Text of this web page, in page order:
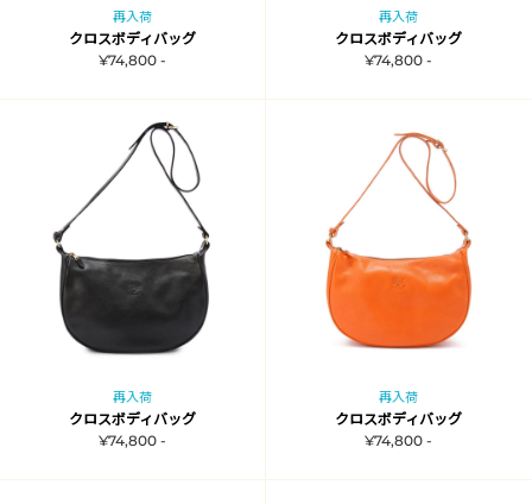
再入荷
クロスボディバッグ
¥74,800 -
再入荷
クロスボディバッグ
¥74,800 -
再入荷
クロスボディバッグ
¥74,800 -
再入荷
クロスボディバッグ
¥74,800 -